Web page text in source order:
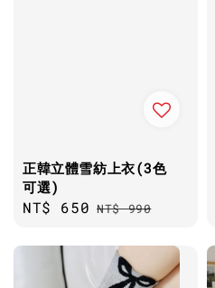
正韓立體雪紡上衣(3色
可選)
Sale
NT$ 650 Regular
NT$ 990